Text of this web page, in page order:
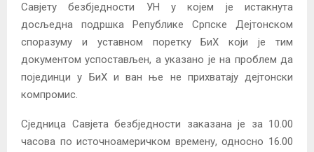
Савјету безбједности УН у којем је истакнута
досљедна подршка Републике Српске Дејтонском
споразуму и уставном поретку БиХ који је тим
документом успостављен, а указано је на проблем да
појединци у БиХ и ван ње не прихватају дејтонски
компромис.
Сједница Савјета безбједности заказана је за 10.00
часова по источноамеричком времену, односно 16.00